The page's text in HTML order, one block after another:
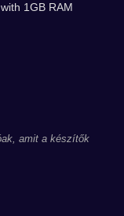
1GB RAM
amit a készítők